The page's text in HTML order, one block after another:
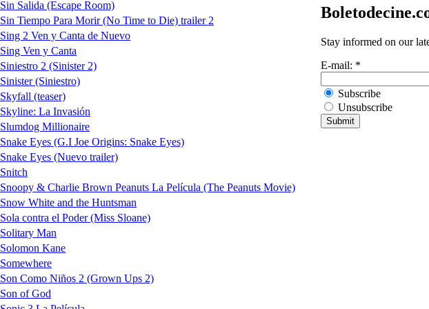
Sin Salida (Escape Room)
Sin Tiempo Para Morir (No Time to Die) trailer 2
Sing 2 Ven y Canta de Nuevo
Sing Ven y Canta
Siniestro 2 (Sinister 2)
Sinister (Siniestro)
Skyfall (teaser)
Skyline: La Invasión
Slumdog Millionaire
Snake Eyes (G.I Joe Origins: Snake Eyes)
Snake Eyes (Nuevo trailer)
Snitch
Snoopy & Charlie Brown Peanuts La Película (The Peanuts Movie)
Snow White and the Huntsman
Sola contra el Poder (Miss Sloane)
Solitary Man
Solomon Kane
Somewhere
Son Como Niños 2 (Grown Ups 2)
Son of God
Stay informed on our
E-mail: *
Subscribe
Unsubscribe